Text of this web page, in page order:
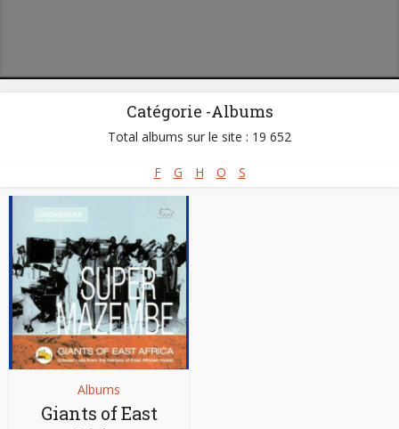
Catégorie -Albums
Total albums sur le site : 19 652
F G H O S
Albums
Giants of East